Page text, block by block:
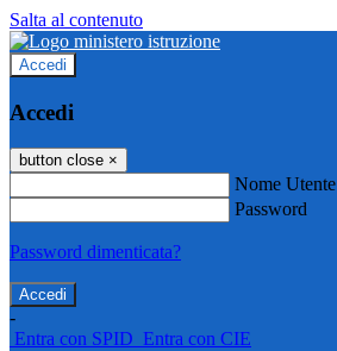
Salta al contenuto
Accedi
Accedi
button close ×
Nome Utente
Password
Password dimenticata?
-
Entra con SPID Entra con CIE